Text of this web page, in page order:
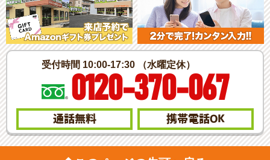
受付時間 10:00-17:30 （水曜定休）
0120-370-067
通話無料 携帯電話OK